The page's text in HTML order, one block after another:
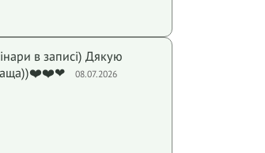
в записі) Дякую
08.07.2026